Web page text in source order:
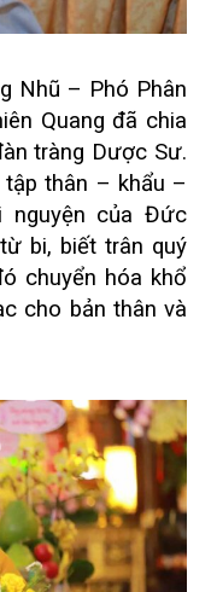
Nhũ – Phó Phân
Quang đã chia
tràng Dược Sư.
thân – khẩu –
nguyện của Đức
bi, biết trân quý
chuyển hóa khổ
cho bản thân và